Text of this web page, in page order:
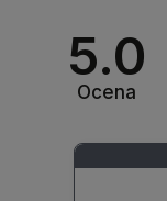
5.0
Ocena